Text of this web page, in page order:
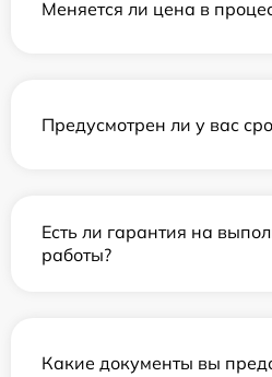
Меняется ли цена в
Предусмотрен ли у вас
Есть ли гарантия на
работы?
Какие документы вы